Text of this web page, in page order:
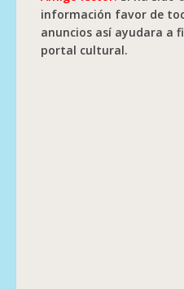
información favor de
anuncios así ayudara a
portal cultural.